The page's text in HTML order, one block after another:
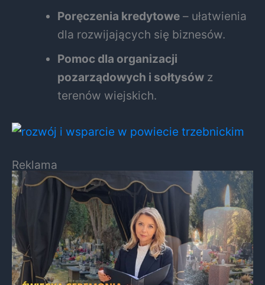
Poręczenia kredytowe – ułatwienia
dla rozwijających się biznesów.
Pomoc dla organizacji
pozarządowych i sołtysów z
terenów wiejskich.
Reklama